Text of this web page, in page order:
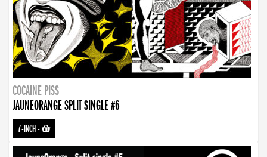
COCAINE PISS
JAUNEORANGE SPLIT SINGLE #6
7-INCH-